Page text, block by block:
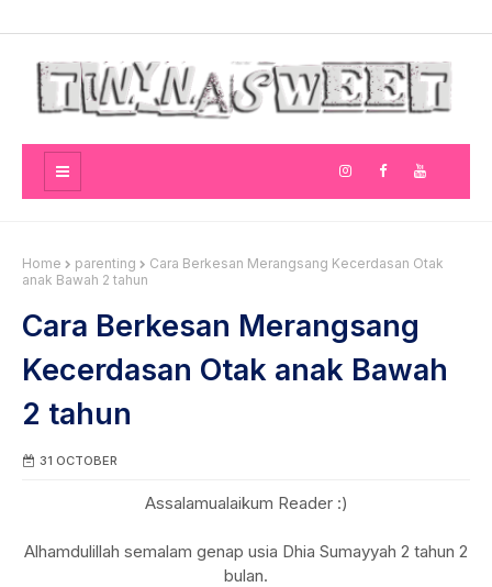
Home parenting
Cara Berkesan Merangsang Kecerdasan Otak
anak Bawah 2 tahun
Cara Berkesan Merangsang
Kecerdasan Otak anak Bawah
2 tahun
31 OCTOBER
Assalamualaikum Reader :)
Alhamdulillah semalam genap usia Dhia Sumayyah 2 tahun 2
bulan.